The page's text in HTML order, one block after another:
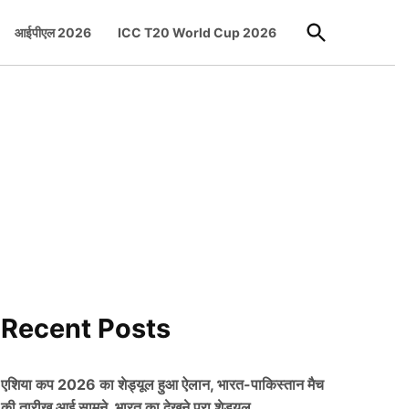
आईपीएल 2026 ICC T20 World Cup 2026
Open
Search
Recent Posts
एशिया कप 2026 का शेड्यूल हुआ ऐलान, भारत-पाकिस्तान मैच